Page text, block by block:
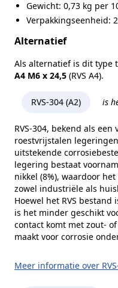
Gewicht: 0,73 kg per
Verpakkingseenheid:
Alternatief
Als alternatief is dit type
A4 M6 x 24,5 (RVS A4).
RVS-304 (A2) is
RVS-304, bekend als
roestvrijstalen
uitstekende
legering bestaat
nikkel (8%), waardoor
zowel industriële als
Hoewel het RVS
is het minder geschikt
contact komt met zout-
maakt voor corrosie
Meer informatie over